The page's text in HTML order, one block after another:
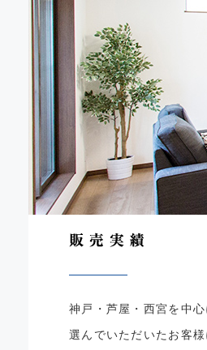
神戸・芦屋・西宮を中
選んでいただいたお客